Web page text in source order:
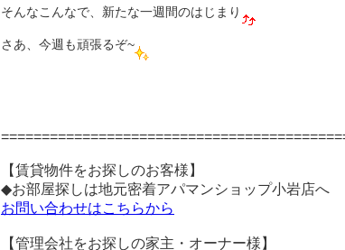
そんなこんなで、新たな一週間のはじまり
さあ、今週も頑張るぞ~
【賃貸物件をお探しのお客様】
◆お部屋探しは地元密着アパマンショップ小岩店へ
お問い合わせはこちらから
【管理会社をお探しの家主・オーナー様】